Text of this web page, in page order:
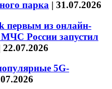
парка | 31.07.2026
первым из онлайн-
МЧС России запустил
22.07.2026
5G-